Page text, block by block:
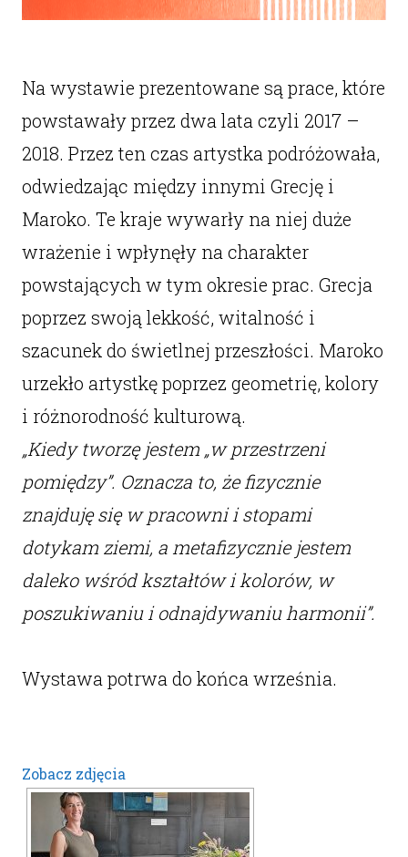
Na wystawie prezentowane są prace, które
powstawały przez dwa lata czyli 2017 –
2018. Przez ten czas artystka podróżowała,
odwiedzając między innymi Grecję i
Maroko. Te kraje wywarły na niej duże
wrażenie i wpłynęły na charakter
powstających w tym okresie prac. Grecja
poprzez swoją lekkość, witalność i
szacunek do świetlnej przeszłości. Maroko
urzekło artystkę poprzez geometrię, kolory
i różnorodność kulturową.
„Kiedy tworzę jestem „w przestrzeni
pomiędzy”. Oznacza to, że fizycznie
znajduję się w pracowni i stopami
dotykam ziemi, a metafizycznie jestem
daleko wśród kształtów i kolorów, w
poszukiwaniu i odnajdywaniu harmonii”.
Wystawa potrwa do końca września.
Zobacz zdjęcia